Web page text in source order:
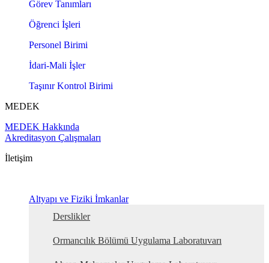
Görev Tanımları
Öğrenci İşleri
Personel Birimi
İdari-Mali İşler
Taşınır Kontrol Birimi
MEDEK
MEDEK Hakkında
Akreditasyon Çalışmaları
İletişim
Altyapı ve Fiziki İmkanlar
Derslikler
Ormancılık Bölümü Uygulama Laboratuvarı